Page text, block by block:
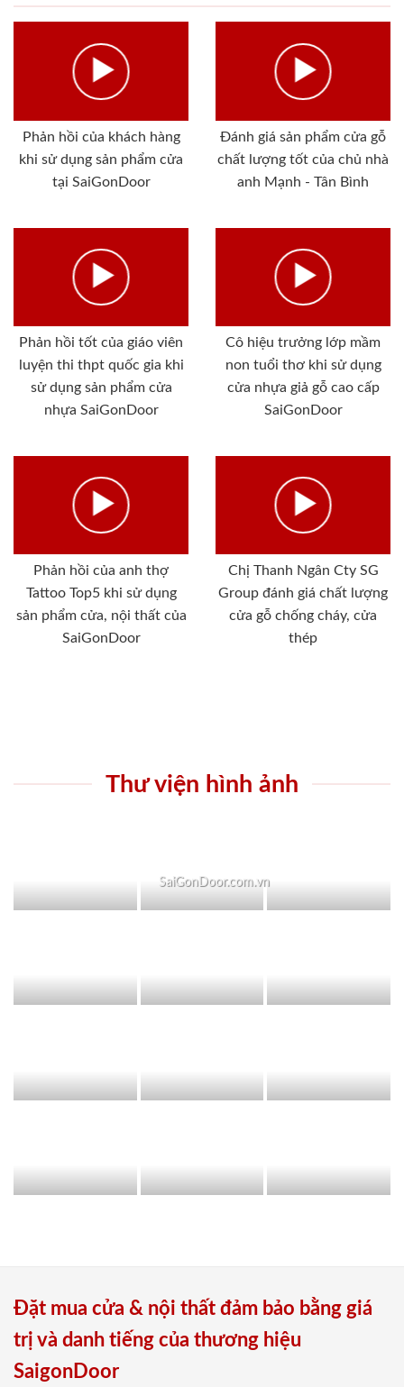
Phản hồi của khách hàng
khi sử dụng sản phẩm cửa
tại SaiGonDoor
Đánh giá sản phẩm cửa gỗ
chất lượng tốt của chủ nhà
anh Mạnh - Tân Bình
Phản hồi tốt của giáo viên
luyện thi thpt quốc gia khi
sử dụng sản phẩm cửa
nhựa SaiGonDoor
Cô hiệu trưởng lớp mầm
non tuổi thơ khi sử dụng
cửa nhựa giả gỗ cao cấp
SaiGonDoor
Phản hồi của anh thợ
Tattoo Top5 khi sử dụng
sản phẩm cửa, nội thất của
SaiGonDoor
Chị Thanh Ngân Cty SG
Group đánh giá chất lượng
cửa gỗ chống cháy, cửa
thép
Thư viện hình ảnh
SaiGonDoor.com.vn
Đặt mua cửa & nội thất đảm bảo bằng giá
trị và danh tiếng của thương hiệu
SaigonDoor